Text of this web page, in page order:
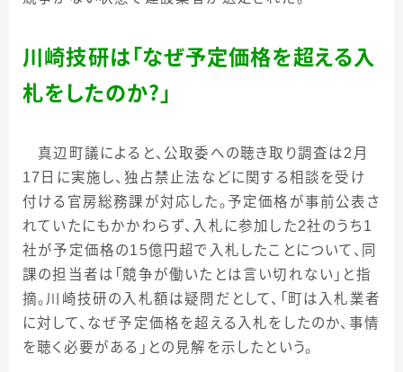
川崎技研は「なぜ予定価格を超える入
札をしたのか？」
真辺町議によると、公取委への聴き取り調査は2 月
17 日に実施し、独占禁止法などに関する相談を受け
付ける官房総務課が対応した。予定価格が事前公表さ
れていたにもかかわらず、入札に参加した2社のうち 1
社が予定価格の15億円超で入札したことについて、同
課の担当者は「競争が働いたとは言い切れない」と指
摘。川崎技研の入札額は疑問だとして、「町は入札業者
に対して、なぜ予定価格を超える入札をしたのか、事情
を聴く必要がある」との見解を示したという。